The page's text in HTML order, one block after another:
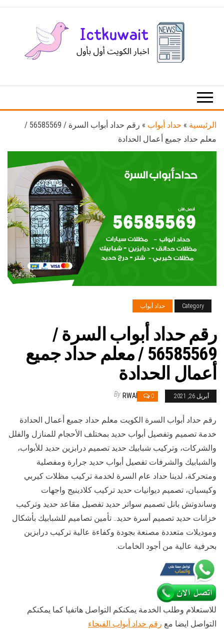
الكويت
الرئيسية » حداد أبواب »
رقم حداد أبواب السرة / 56585569 /
معلم حداد جميع أعمال الحدادة
Category حداد أبواب
رقم حداد أبواب السرة /
56585569 / معلم حداد جميع
أعمال الحدادة
أبريل 26, 2021 0
By RWAN
رقم حداد أبواب السرة الكويت معلم حداد جميع أعمال الحدادة
خدمة تصميم وتفصيل أبواب حديد بمختلف الأحجام للمنازل والفلل
والشركات، وتركيب شبابيك حديد تصميم درابزين حديد للأبواب،
والشبابيك والشرفات تفصيل أبواب حديد جرارة ومفصلية
ومتحركة، لدينا حداد عام السرة لخدمة تركيب مظلات كيربي
وكيسبان، تصميم ديوانيات حديد تركيب كلادينيج واجهات
وساندوتش بانل تصميم سواتر حديد تفصيل مقاعد حديد وتركيب
خزانات حديد تصميم أسرة حديد.. تأمين تصاميم للشبابيك بأشكال
وموديلات متعددة مصنعة بجودة وكفاءة عالية تركيب درابزين
بحرفية عالية من أجود الخامات.
للاستعلام وطلب الخدمة يمكنكم التواصل هاتفيا كما يمكنكم
التواصل ايضا مع رقم حداد أبواب الفيحاء